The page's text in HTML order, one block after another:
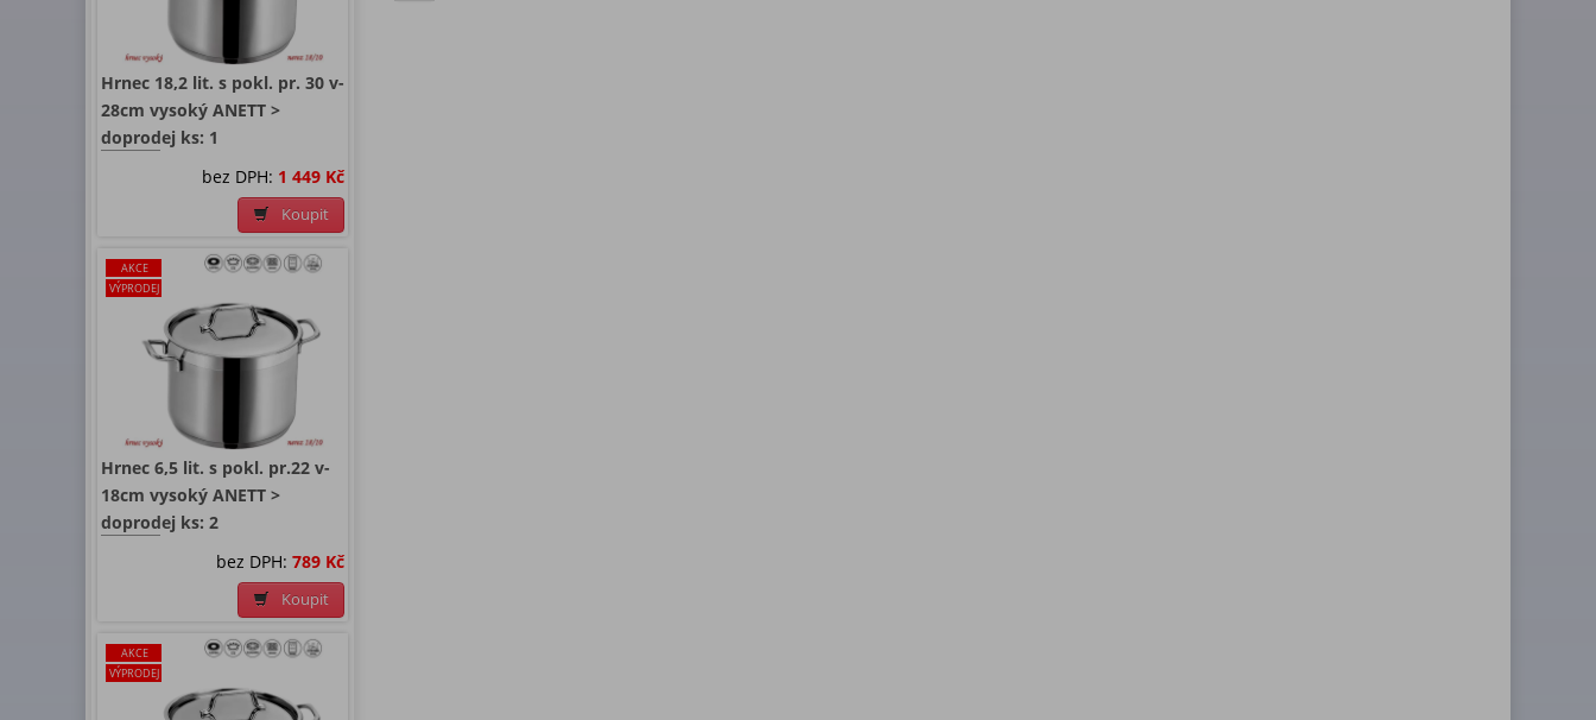
Hrnec 18,2 lit. s pokl. pr. 30 v-
28cm vysoký ANETT >
doprodej ks: 1
bez DPH: 1 449 Kč
Koupit
AKCE
VÝPRODEJ
Hrnec 6,5 lit. s pokl. pr.22 v-
18cm vysoký ANETT >
doprodej ks: 2
bez DPH: 789 Kč
Koupit
AKCE
VÝPRODEJ